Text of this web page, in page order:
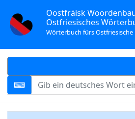
Oostfräisk
Ostfriesisches
Wörterbuch fürs Ostfriesische